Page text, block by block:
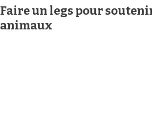
Faire un legs pour
animaux